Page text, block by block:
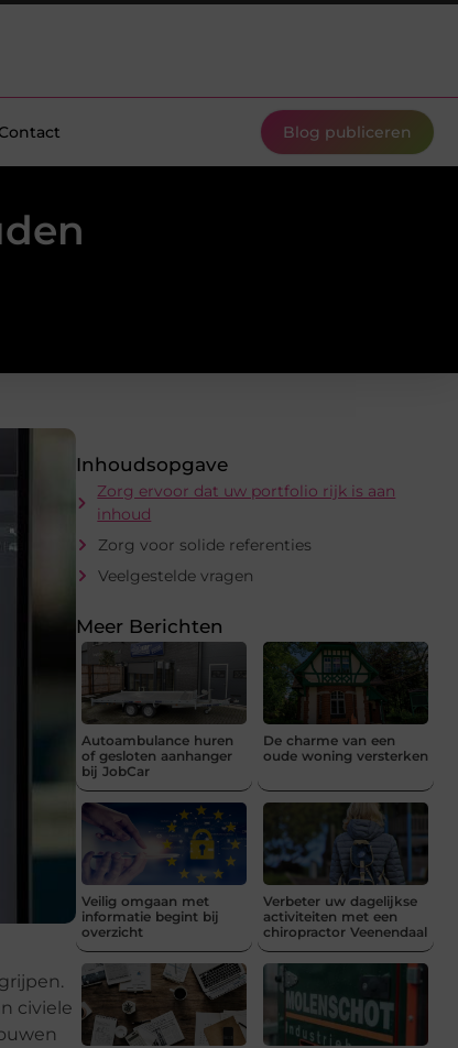
Contact Blog publiceren
civiele
Inhoudsopgave
Zorg ervoor dat uw portfolio rijk is aan
inhoud
Zorg voor solide referenties
Veelgestelde vragen
Meer Berichten
Autoambulance huren
of gesloten aanhanger
bij JobCar
De charme van een
oude woning versterken
Veilig omgaan met
informatie begint bij
overzicht
Verbeter uw dagelijkse
activiteiten met een
chiropractor Veenendaal